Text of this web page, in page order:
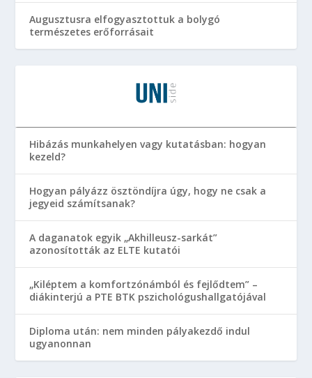
Augusztusra elfogyasztottuk a bolygó
természetes erőforrásait
Hibázás munkahelyen vagy kutatásban: hogyan
kezeld?
Hogyan pályázz ösztöndíjra úgy, hogy ne csak a
jegyeid számítsanak?
A daganatok egyik „Akhilleusz-sarkát”
azonosították az ELTE kutatói
„Kiléptem a komfortzónámból és fejlődtem” –
diákinterjú a PTE BTK pszichológushallgatójával
Diploma után: nem minden pályakezdő indul
ugyanonnan